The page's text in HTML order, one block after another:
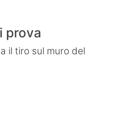
prova
il tiro sul muro del